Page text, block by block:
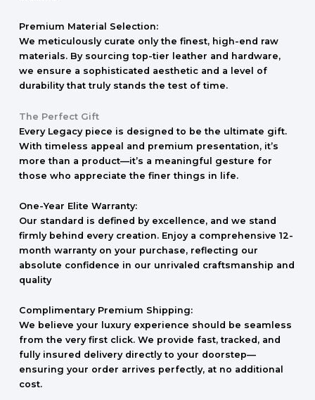
Premium Material Selection:
We meticulously curate only the finest, high-end raw
materials. By sourcing top-tier leather and hardware,
we ensure a sophisticated aesthetic and a level of
durability that truly stands the test of time.
The Perfect Gift
Every Legacy piece is designed to be the ultimate gift.
With timeless appeal and premium presentation, it’s
more than a product—it’s a meaningful gesture for
those who appreciate the finer things in life.
One-Year Elite Warranty:
Our standard is defined by excellence, and we stand
firmly behind every creation. Enjoy a comprehensive 12-
month warranty on your purchase, reflecting our
absolute confidence in our unrivaled craftsmanship and
quality
Complimentary Premium Shipping:
We believe your luxury experience should be seamless
from the very first click. We provide fast, tracked, and
fully insured delivery directly to your doorstep—
ensuring your order arrives perfectly, at no additional
cost.